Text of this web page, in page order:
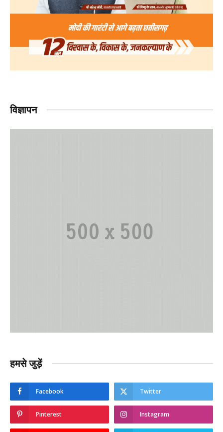
विज्ञापन
हमसे जुड़ें
Facebook Twitter
Pinterest Instagram